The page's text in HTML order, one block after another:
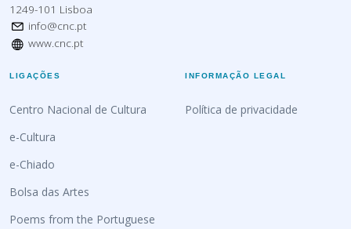
1249-101 Lisboa
info@cnc.pt
www.cnc.pt
LIGAÇÕES
Centro Nacional de Cultura
e-Cultura
e-Chiado
Bolsa das Artes
Poems from the Portuguese
INFORMAÇÃO LEGAL
Política de privacidade